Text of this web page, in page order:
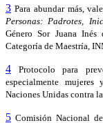
3 Para abundar más,
Personas: Padrotes,
Género Sor Juana
Categoría de Maestría,
4 Protocolo para
especialmente
Naciones Unidas contra
5 Comisión Nacional